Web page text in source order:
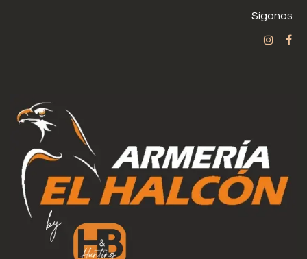
Síganos